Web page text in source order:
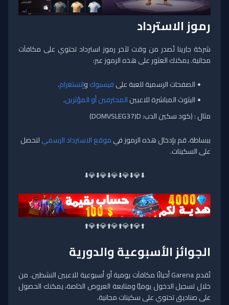
رموز الاسترداد
شركة جارينا تُصدر من وقت لآخر رموز استرداد تحتوي على مكافآت
مجانية. يمكنك العثور على هذه الرموز عبر:
الصفحات الرسمية للعبة علىفيسبوكوإنستغرام.
البثوث المباشرة للاعبينالمحترفين أو المؤثرين.
مثال : (كود سكين الدب: DOMVSLEG37JD)
ببساطة، قم بإدخال هذه الرموز فيموقع الاسترداد الرسميلتحصل
على السكينات.
⬇️
💎
⬇️
💎
⬇️
💎
⬇️
💎
⬇️
💎
⬇️
⬆️💎⬆️💎⬆️💎⬆️💎⬆️💎⬆️
الجوائز الأسبوعية والدورية
تُقدم Garena أحيانًا مكافآت يومية أو أسبوعية للاعبين النشطين. من
خلال تسجيل الدخول يوميًا ومتابعة العروض الخاصة، يمكنك الحصول
على صناديق تحتوي على سكينات مجانية.